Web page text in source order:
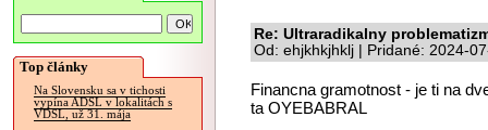
Top články
Na Slovensku sa v tichosti
vypína ADSL v lokalitách s
VDSL, už 31. mája
Re: Ultraradikalny
Od: ehjkhkjhklj | Pridané: 2024-
Financna gramotnost - je ti na
ta OYEBABRAL